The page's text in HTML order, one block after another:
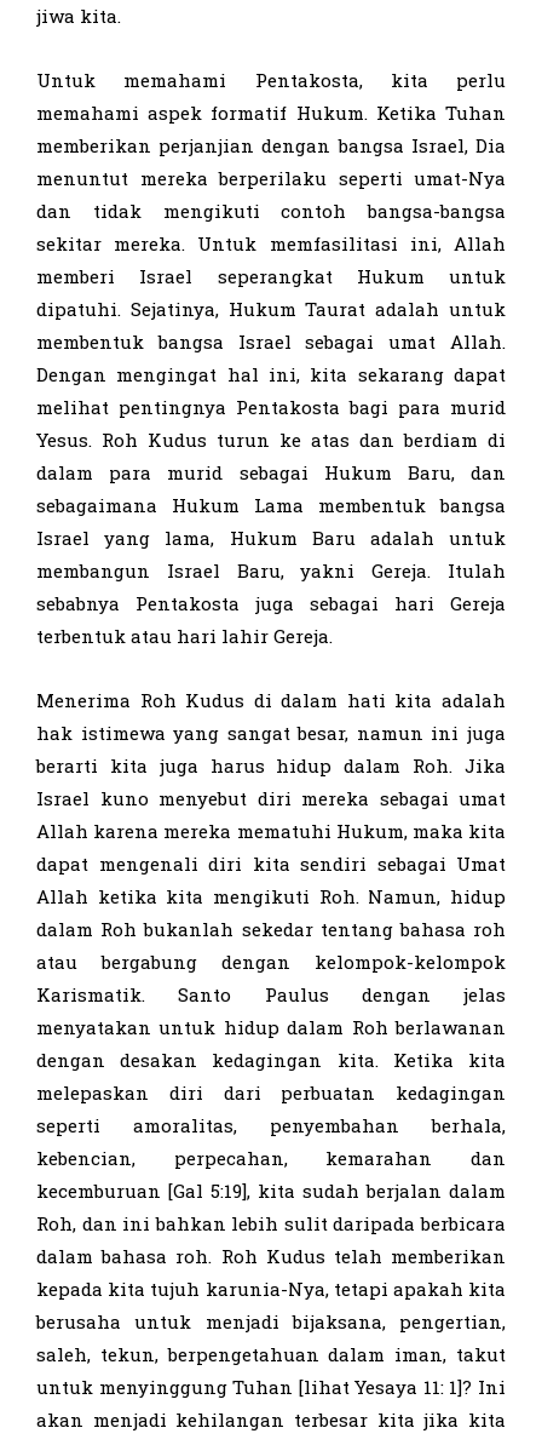
jiwa kita.
Untuk memahami Pentakosta, kita perlu
memahami aspek formatif Hukum. Ketika Tuhan
memberikan perjanjian dengan bangsa Israel, Dia
menuntut mereka berperilaku seperti umat-Nya
dan tidak mengikuti contoh bangsa-bangsa
sekitar mereka. Untuk memfasilitasi ini, Allah
memberi Israel seperangkat Hukum untuk
dipatuhi. Sejatinya, Hukum Taurat adalah untuk
membentuk bangsa Israel sebagai umat Allah.
Dengan mengingat hal ini, kita sekarang dapat
melihat pentingnya Pentakosta bagi para murid
Yesus. Roh Kudus turun ke atas dan berdiam di
dalam para murid sebagai Hukum Baru, dan
sebagaimana Hukum Lama membentuk bangsa
Israel yang lama, Hukum Baru adalah untuk
membangun Israel Baru, yakni Gereja. Itulah
sebabnya Pentakosta juga sebagai hari Gereja
terbentuk atau hari lahir Gereja.
Menerima Roh Kudus di dalam hati kita adalah
hak istimewa yang sangat besar, namun ini juga
berarti kita juga harus hidup dalam Roh. Jika
Israel kuno menyebut diri mereka sebagai umat
Allah karena mereka mematuhi Hukum, maka kita
dapat mengenali diri kita sendiri sebagai Umat
Allah ketika kita mengikuti Roh. Namun, hidup
dalam Roh bukanlah sekedar tentang bahasa roh
atau bergabung dengan kelompok-kelompok
Karismatik. Santo Paulus dengan jelas
menyatakan untuk hidup dalam Roh berlawanan
dengan desakan kedagingan kita. Ketika kita
melepaskan diri dari perbuatan kedagingan
seperti amoralitas, penyembahan berhala,
kebencian, perpecahan, kemarahan dan
kecemburuan [Gal 5:19], kita sudah berjalan dalam
Roh, dan ini bahkan lebih sulit daripada berbicara
dalam bahasa roh. Roh Kudus telah memberikan
kepada kita tujuh karunia-Nya, tetapi apakah kita
berusaha untuk menjadi bijaksana, pengertian,
saleh, tekun, berpengetahuan dalam iman, takut
untuk menyinggung Tuhan [lihat Yesaya 11: 1]? Ini
akan menjadi kehilangan terbesar kita jika kita